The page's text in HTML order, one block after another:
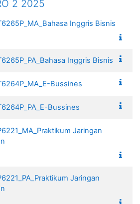
2 2025
Inggris Bisnis
Inggris Bisnis
Bussines
Bussines
Jaringan
Jaringan